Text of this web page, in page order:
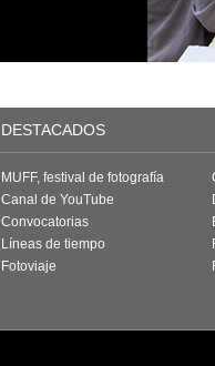
DESTACADOS
MUFF, festival de fotografía
Canal de YouTube
Convocatorias
Líneas de tiempo
Fotoviaje